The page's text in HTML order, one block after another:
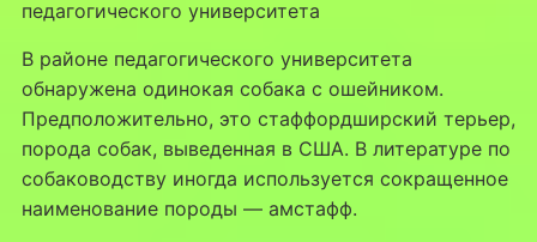
педагогического университета
В районе педагогического университета
обнаружена одинокая собака с ошейником.
Предположительно, это стаффордширский терьер,
порода собак, выведенная в США. В литературе по
собаководству иногда используется сокращенное
наименование породы — амстафф.